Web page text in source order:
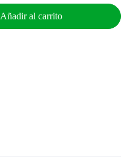
Añadir al carrito